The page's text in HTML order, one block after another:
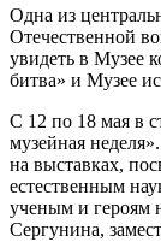
Одна из
Отечественной
увидеть в Музее
битва» и Музее
С 12 по 18 мая в
музейная
на выставках,
естественным
ученым и героям
Сергунина,